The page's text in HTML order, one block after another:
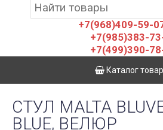
+7(968)409-59-
+7(985)383-
+7(499)390-
Каталог
СТУЛ MALTA
BLUE, ВЕЛЮР